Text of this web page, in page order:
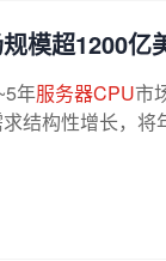
模超1200亿
年服务器CPU市
结构性增长，